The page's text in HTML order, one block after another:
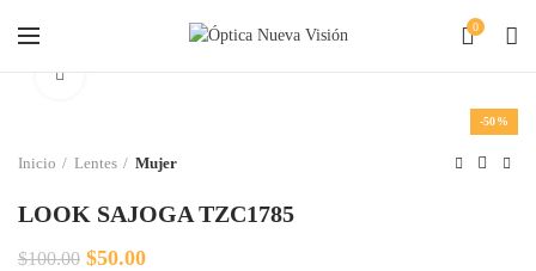
0
-50%
Inicio Lentes Mujer
LOOK SAJOGA TZC1785
$100.00 El
$50.00El